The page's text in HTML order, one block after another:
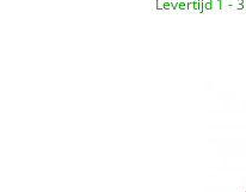
Levertijd 1 -